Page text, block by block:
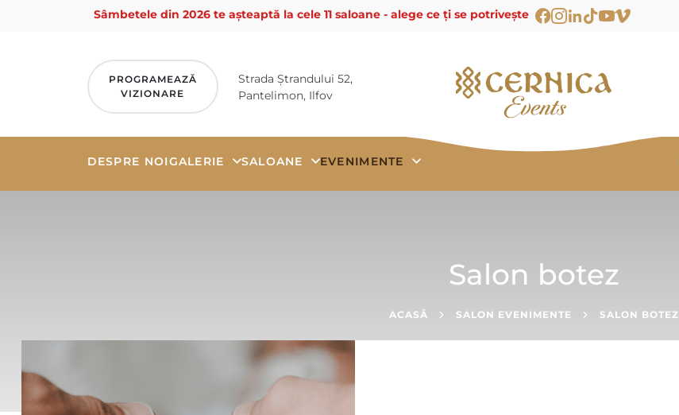
Sâmbetele din 2026 te așteaptă la cele 11 saloane - alege ce ți se potrivește
PROGRAMEAZĂ
VIZIONARE
Strada Ștrandului 52,
Pantelimon, Ilfov
DESPRE NOIGALERIE SALOANE EVENIMENTE
Salon botez
ACASĂ SALON EVENIMENTE SALON BOTEZ